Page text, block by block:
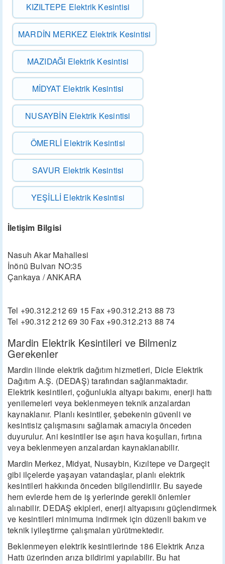
KIZILTEPE Elektrik Kesintisi
MARDİN MERKEZ Elektrik Kesintisi
MAZIDAĞI Elektrik Kesintisi
MİDYAT Elektrik Kesintisi
NUSAYBİN Elektrik Kesintisi
ÖMERLİ Elektrik Kesintisi
SAVUR Elektrik Kesintisi
YEŞİLLİ Elektrik Kesintisi
İletişim Bilgisi
Nasuh Akar Mahallesi
İnönü Bulvarı NO:35
Çankaya / ANKARA
Tel +90.312.212 69 15 Fax +90.312.213 88 73
Tel +90.312 212 69 30 Fax +90.312.213 88 74
Mardin Elektrik Kesintileri ve Bilmeniz
Gerekenler
Mardin ilinde elektrik dağıtım hizmetleri, Dicle Elektrik
Dağıtım A.Ş. (DEDAŞ) tarafından sağlanmaktadır.
Elektrik kesintileri, çoğunlukla altyapı bakımı, enerji hattı
yenilemeleri veya beklenmeyen teknik arızalardan
kaynaklanır. Planlı kesintiler, şebekenin güvenli ve
kesintisiz çalışmasını sağlamak amacıyla önceden
duyurulur. Ani kesintiler ise aşırı hava koşulları, fırtına
veya beklenmeyen arızalardan kaynaklanabilir.
Mardin Merkez, Midyat, Nusaybin, Kızıltepe ve Dargeçit
gibi ilçelerde yaşayan vatandaşlar, planlı elektrik
kesintileri hakkında önceden bilgilendirilir. Bu sayede
hem evlerde hem de iş yerlerinde gerekli önlemler
alınabilir. DEDAŞ ekipleri, enerji altyapısını güçlendirmek
ve kesintileri minimuma indirmek için düzenli bakım ve
teknik iyileştirme çalışmaları yürütmektedir.
Beklenmeyen elektrik kesintilerinde 186 Elektrik Arıza
Hattı üzerinden arıza bildirimi yapılabilir. Bu hat